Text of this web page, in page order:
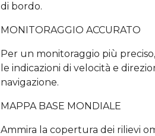
di bordo.
MONITORAGGIO ACCURATO
Per un monitoraggio più
le indicazioni di velocità e
navigazione.
MAPPA BASE MONDIALE
Ammira la copertura dei rilievi